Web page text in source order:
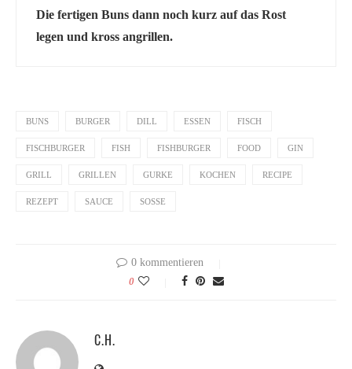
Die fertigen Buns dann noch kurz auf das Rost
legen und kross angrillen.
BUNS BURGER DILL ESSEN FISCH
FISCHBURGER FISH FISHBURGER FOOD GIN
GRILL GRILLEN GURKE KOCHEN RECIPE
REZEPT SAUCE SOSSE
0 kommentieren
0
C.H.